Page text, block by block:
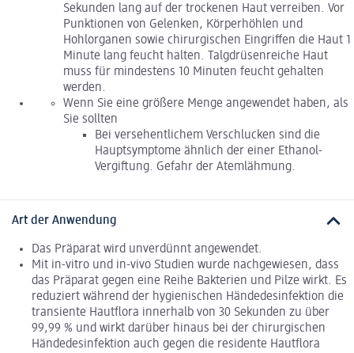
Sekunden lang auf der trockenen Haut verreiben. Vor
Punktionen von Gelenken, Körperhöhlen und
Hohlorganen sowie chirurgischen Eingriffen die Haut 1
Minute lang feucht halten. Talgdrüsenreiche Haut
muss für mindestens 10 Minuten feucht gehalten
werden.
Wenn Sie eine größere Menge angewendet haben, als
Sie sollten
Bei versehentlichem Verschlucken sind die
Hauptsymptome ähnlich der einer Ethanol-
Vergiftung. Gefahr der Atemlähmung.
Art der Anwendung
Das Präparat wird unverdünnt angewendet.
Mit in-vitro und in-vivo Studien wurde nachgewiesen, dass
das Präparat gegen eine Reihe Bakterien und Pilze wirkt. Es
reduziert während der hygienischen Händedesinfektion die
transiente Hautflora innerhalb von 30 Sekunden zu über
99,99 % und wirkt darüber hinaus bei der chirurgischen
Händedesinfektion auch gegen die residente Hautflora